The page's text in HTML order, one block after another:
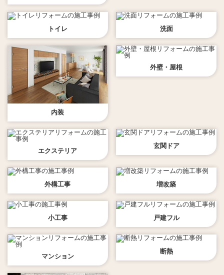
トイレ 洗面
内装
外壁・屋根
エクステリア
玄関ドア
外構工事 増改築
小工事 戸建フル
マンション
断熱